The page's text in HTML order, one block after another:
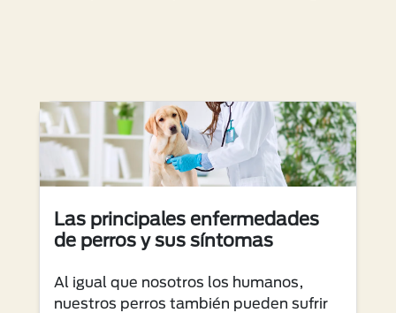
Las principales enfermedades
de perros y sus síntomas
Al igual que nosotros los humanos,
nuestros perros también pueden sufrir